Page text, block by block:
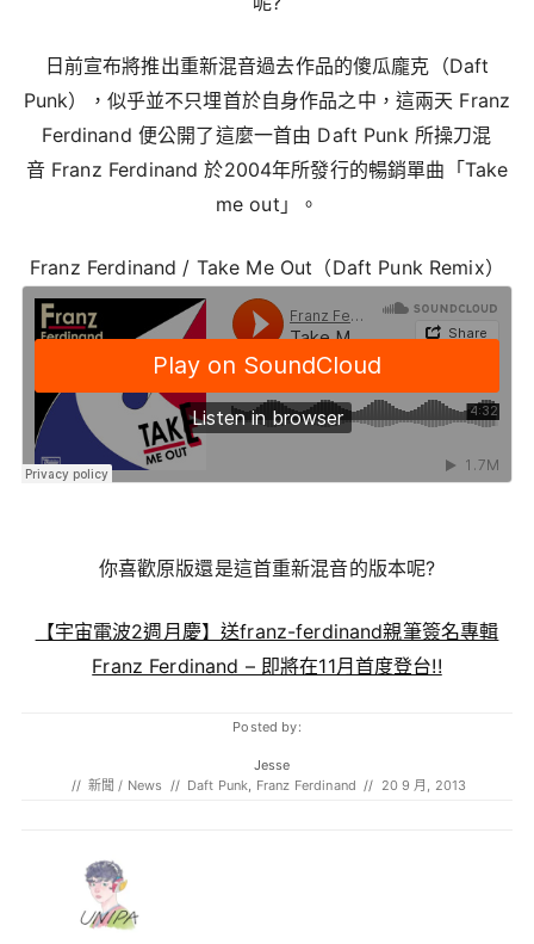
日前宣布將推出重新混音過去作品的傻瓜龐克（Daft
Punk），似乎並不只埋首於自身作品之中，這兩天 Franz
Ferdinand 便公開了這麼一首由 Daft Punk 所操刀混
音 Franz Ferdinand 於2004年所發行的暢銷單曲「Take
me out」。
Franz Ferdinand / Take Me Out（Daft Punk Remix）
你喜歡原版還是這首重新混音的版本呢?
【宇宙電波2週月慶】送franz-ferdinand親筆簽名專輯
Franz Ferdinand – 即將在11月首度登台!!
Posted by:
Jesse
// 新聞 / News // Daft Punk, Franz Ferdinand // 20 9 月, 2013